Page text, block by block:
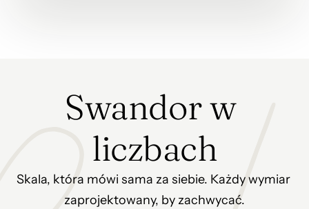
Swandor w
liczbach
Skala, która mówi sama za siebie. Każdy wymiar
zaprojektowany, by zachwycać.